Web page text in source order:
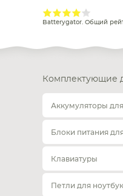
Batterygator. Общий
Комплектующие
Аккумуляторы
Блоки питания
Клавиатуры
Петли для